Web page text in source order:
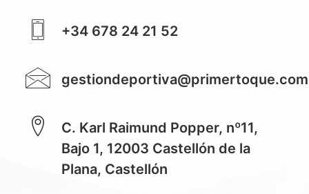
+34 678 24 21 52
gestiondeportiva@primertoque.com
C. Karl Raimund Popper, nº11,
Bajo 1, 12003 Castellón de la
Plana, Castellón